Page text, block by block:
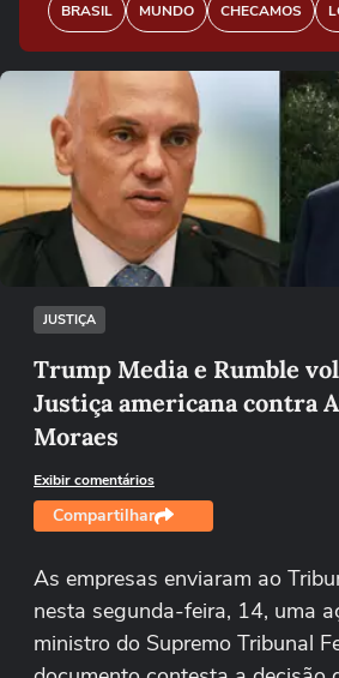
BRASIL MUNDO CHECAMOS
Ops!
Não foi possível reproduzir
Tentar novamente
JUSTIÇA
Trump Media e Rumble
Justiça americana contra
Moraes
Exibir comentários
Compartilhar
As empresas enviaram ao
nesta segunda-feira, 14, uma
ministro do Supremo Tribunal